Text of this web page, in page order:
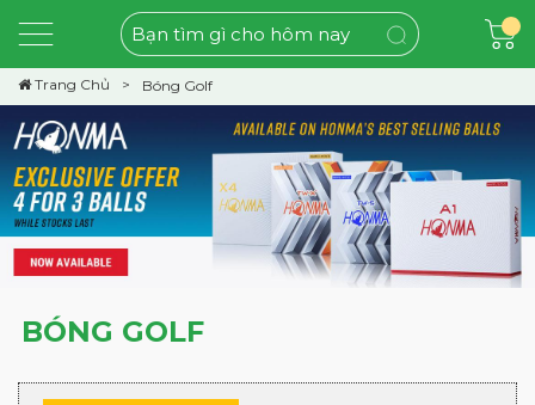
Trang Chủ Bóng Golf
BÓNG GOLF